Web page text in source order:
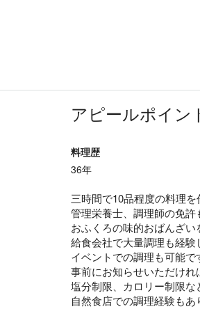
アピールポイン
料理歴
36年
三時間で10品程度の料理を
管理栄養士、調理師の免許
おふくろの味的おばんざ
給食会社で大量調理も経験
イベントでの調理も可能で
事前にお知らせいただけれ
塩分制限、カロリー制限
自然食店での調理経験も